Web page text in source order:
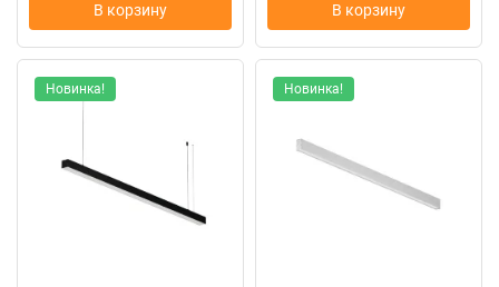
В корзину В корзину
Новинка! Новинка!